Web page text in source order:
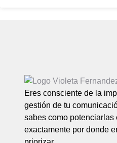
Eres consciente de la
gestión de tu
sabes como potenciarlas
exactamente por donde